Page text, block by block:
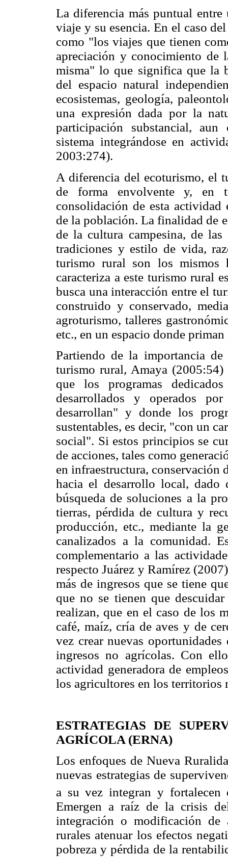
La diferencia más puntual
viaje y su esencia. En el caso
como "los viajes que tienen
apreciación y conocimiento de
misma" lo que significa que la
del espacio natural
ecosistemas, geología,
una expresión dada por la
participación substancial,
sistema integrándose en
2003:274).
A diferencia del ecoturismo, el
de forma envolvente y, en
consolidación de esta actividad
de la población. La finalidad de
de la cultura campesina, de
tradiciones y estilo de vida,
turismo rural son los mismos
caracteriza a este turismo rural
busca una interacción entre el
construido y conservado,
agroturismo, talleres
etc., en un espacio donde
Partiendo de la importancia
turismo rural, Amaya
que los programas
desarrollados y operados
desarrollan" y donde los
sustentables, es decir, "con un
social". Si estos principios se
de acciones, tales como
en infraestructura, conservación
hacia el desarrollo local, dado
búsqueda de soluciones a la
tierras, pérdida de cultura y
producción, etc., mediante la
canalizados a la comunidad.
complementario a las
respecto Juárez y Ramírez
más de ingresos que se tiene
que no se tienen que
realizan, que en el caso de los
café, maíz, cría de aves y de
vez crear nuevas
ingresos no agrícolas. Con
actividad generadora de
los agricultores en los territorios
ESTRATEGIAS DE
AGRÍCOLA (ERNA)
Los enfoques de Nueva
nuevas estrategias de
a su vez integran y
Emergen a raíz de la crisis
integración o modificación de
rurales atenuar los efectos
pobreza y pérdida de la